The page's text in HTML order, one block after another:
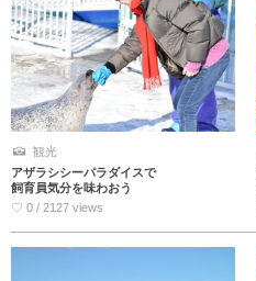
観光
アザラシシーパラダイスで
飼育員気分を味わおう
♡ 0 / 2127 views